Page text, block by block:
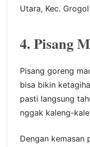
Utara, Kec.
4. Pisang
Pisang goreng
bisa bikin
pasti langsung
nggak kaleng-
Dengan kemasan